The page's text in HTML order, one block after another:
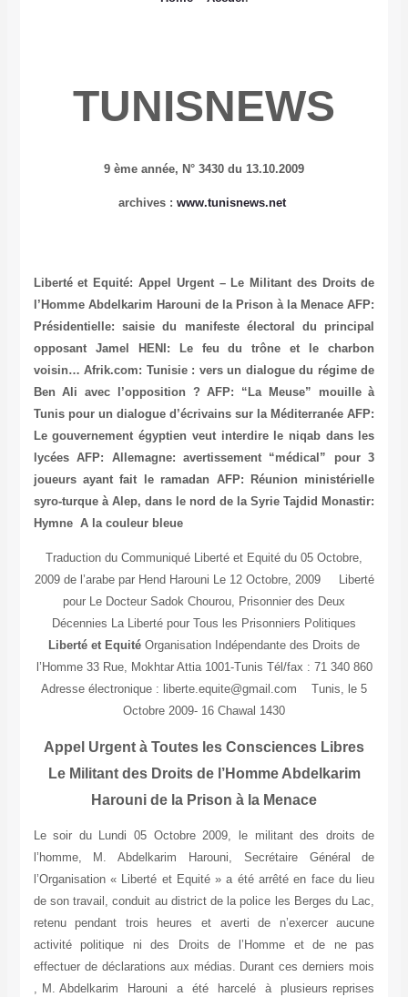
TUNISNEWS
9 ème année, N° 3430 du 13.10.2009
archives : www.tunisnews.net
Liberté et Equité: Appel Urgent – Le Militant des Droits de
l’Homme Abdelkarim Harouni de la Prison à la MenaceAFP:
Présidentielle: saisie du manifeste électoral du principal
opposantJamel HENI: Le feu du trône et le charbon
voisin…Afrik.com: Tunisie : vers un dialogue du régime de
Ben Ali avec l’opposition ? AFP: “La Meuse” mouille à
Tunis pour un dialogue d’écrivains sur la MéditerranéeAFP:
Le gouvernement égyptien veut interdire le niqab dans les
lycéesAFP: Allemagne: avertissement “médical” pour 3
joueurs ayant fait le ramadan AFP: Réunion ministérielle
syro-turque à Alep, dans le nord de la Syrie Tajdid Monastir:
Hymne A la couleur bleue
Traduction du Communiqué Liberté et Equité du 05 Octobre,
2009 de l’arabe par Hend Harouni Le 12 Octobre, 2009 Liberté
pour Le Docteur Sadok Chourou, Prisonnier des Deux
Décennies La Liberté pour Tous les Prisonniers Politiques
Liberté et Equité Organisation Indépendante des Droits de
l’Homme 33 Rue, Mokhtar Attia 1001-Tunis Tél/fax : 71 340 860
Adresse électronique : liberte.equite@gmail.com Tunis, le 5
Octobre 2009- 16 Chawal 1430
Appel Urgent à Toutes les Consciences Libres
Le Militant des Droits de l’Homme Abdelkarim
Harouni de la Prison à la Menace
Le soir du Lundi 05 Octobre 2009, le militant des droits de
l’homme, M. Abdelkarim Harouni, Secrétaire Général de
l’Organisation « Liberté et Equité » a été arrêté en face du lieu
de son travail, conduit au district de la police les Berges du Lac,
retenu pendant trois heures et averti de n’exercer aucune
activité politique ni des Droits de l’Homme et de ne pas
effectuer de déclarations aux médias. Durant ces derniers mois
, M. Abdelkarim Harouni a été harcelé à plusieurs reprises